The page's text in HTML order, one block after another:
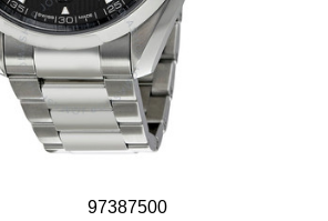
97387500